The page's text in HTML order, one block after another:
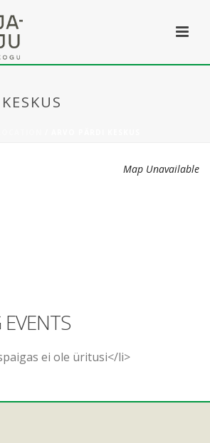
Map Unavailable
ei ole üritusi</li>